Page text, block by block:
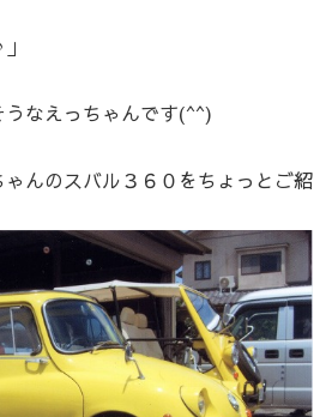
なえっちゃんです(^^)
んのスバル３６０をちょっとご紹